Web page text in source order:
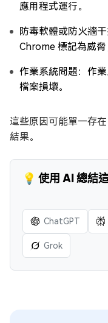
應用程式運行。
防毒軟體或防火牆
Chrome 標記為威脅
作業系統問題：作
檔案損壞。
這些原因可能單一存
結果。
💡 使用 AI 總結
ChatGPT
Grok